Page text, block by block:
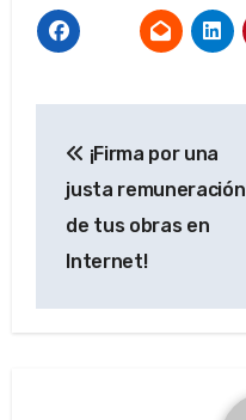
de
entradas
¡Firma por una
justa remuneración
de tus obras en
Internet!